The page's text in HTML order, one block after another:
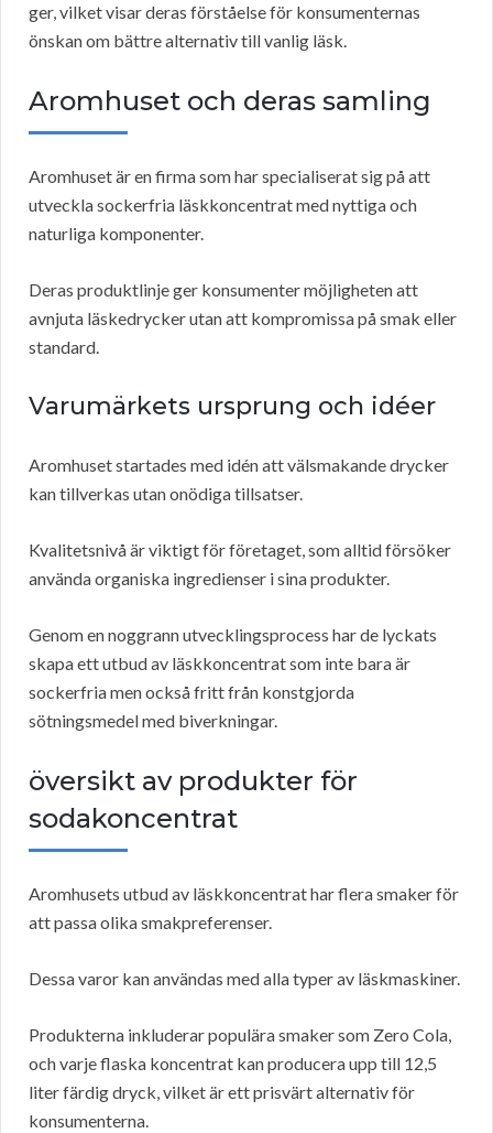
ger, vilket visar deras förståelse för konsumenternas
önskan om bättre alternativ till vanlig läsk.
Aromhuset och deras samling
Aromhuset är en firma som har specialiserat sig på att
utveckla sockerfria läskkoncentrat med nyttiga och
naturliga komponenter.
Deras produktlinje ger konsumenter möjligheten att
avnjuta läskedrycker utan att kompromissa på smak eller
standard.
Varumärkets ursprung och idéer
Aromhuset startades med idén att välsmakande drycker
kan tillverkas utan onödiga tillsatser.
Kvalitetsnivå är viktigt för företaget, som alltid försöker
använda organiska ingredienser i sina produkter.
Genom en noggrann utvecklingsprocess har de lyckats
skapa ett utbud av läskkoncentrat som inte bara är
sockerfria men också fritt från konstgjorda
sötningsmedel med biverkningar.
översikt av produkter för
sodakoncentrat
Aromhusets utbud av läskkoncentrat har flera smaker för
att passa olika smakpreferenser.
Dessa varor kan användas med alla typer av läskmaskiner.
Produkterna inkluderar populära smaker som Zero Cola,
och varje flaska koncentrat kan producera upp till 12,5
liter färdig dryck, vilket är ett prisvärt alternativ för
konsumenterna.